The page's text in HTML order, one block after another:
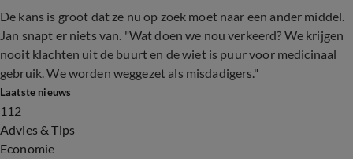
De kans is groot dat ze nu op zoek moet naar een ander middel.
Jan snapt er niets van. "Wat doen we nou verkeerd? We krijgen
nooit klachten uit de buurt en de wiet is puur voor medicinaal
gebruik. We worden weggezet als misdadigers."
Laatste nieuws
112
Advies & Tips
Economie